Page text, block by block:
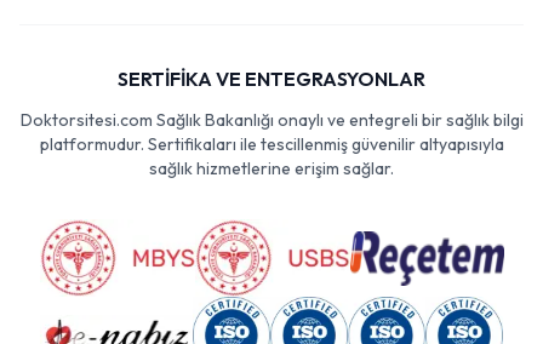
SERTİFİKA VE ENTEGRASYONLAR
Doktorsitesi.com Sağlık Bakanlığı onaylı ve entegreli bir sağlık bilgi
platformudur. Sertifikaları ile tescillenmiş güvenilir altyapısıyla
sağlık hizmetlerine erişim sağlar.